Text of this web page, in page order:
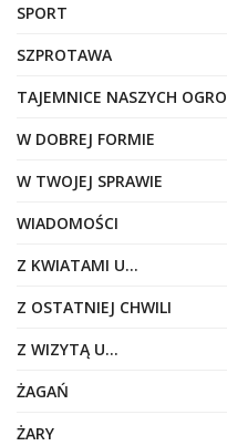
SPORT
SZPROTAWA
TAJEMNICE NASZYCH
W DOBREJ FORMIE
W TWOJEJ SPRAWIE
WIADOMOŚCI
Z KWIATAMI U…
Z OSTATNIEJ CHWILI
Z WIZYTĄ U…
ŻAGAŃ
ŻARY